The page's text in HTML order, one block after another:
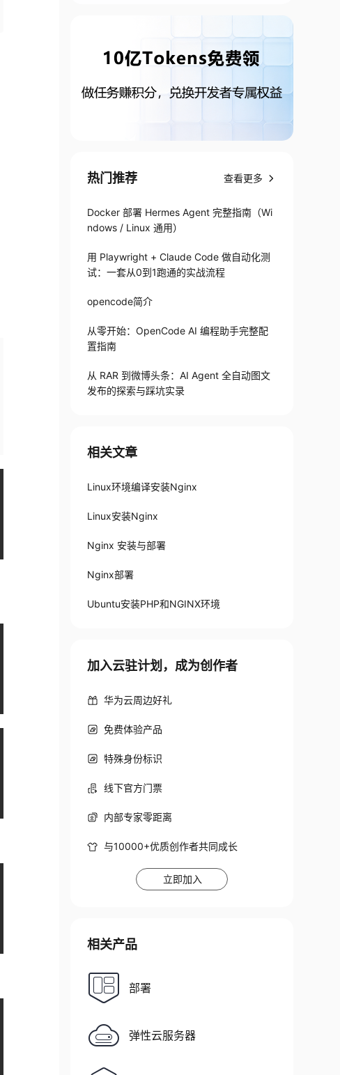
热门推荐 查看更多
Docker 部署 Hermes Agent 完整指南（Wi
ndows / Linux 通用）
用 Playwright + Claude Code 做自动化测
试：一套从0到1跑通的实战流程
opencode简介
从零开始：OpenCode AI 编程助手完整配
置指南
从 RAR 到微博头条：AI Agent 全自动图文
发布的探索与踩坑实录
相关文章
Linux环境编译安装Nginx
Linux安装Nginx
Nginx 安装与部署
Nginx部署
Ubuntu安装PHP和NGINX环境
加入云驻计划，成为创作者
华为云周边好礼
免费体验产品
特殊身份标识
线下官方门票
内部专家零距离
与10000+优质创作者共同成长
立即加入
相关产品
部署
弹性云服务器